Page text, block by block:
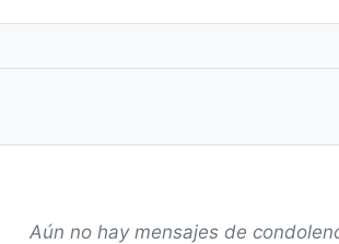
Aún no hay mensajes de